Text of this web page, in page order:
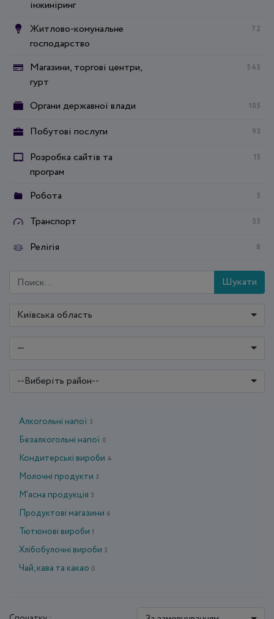
інжиніринг
Житлово-комунальне
господарство
72
Магазини, торгові центри,
гурт
545
Органи державної влади 105
Побутові послуги 93
Розробка сайтів та
програм
15
Робота 5
Транспорт 55
Релігія 8
Шукати
Київська область
—
--Виберіть район--
Алкогольні напої 3
Безалкогольні напої 0
Кондитерські вироби 4
Молочні продукти 3
М'ясна продукція 3
Продуктові магазини 6
Тютюнові вироби 1
Хлібобулочні вироби 3
Чай, кава та какао 0